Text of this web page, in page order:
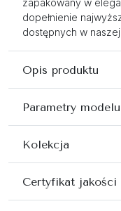
zapakowany w
dopełnienie
dostępnych w
Opis produktu
Parametry modelu
Kolekcja
Certyfikat jakości